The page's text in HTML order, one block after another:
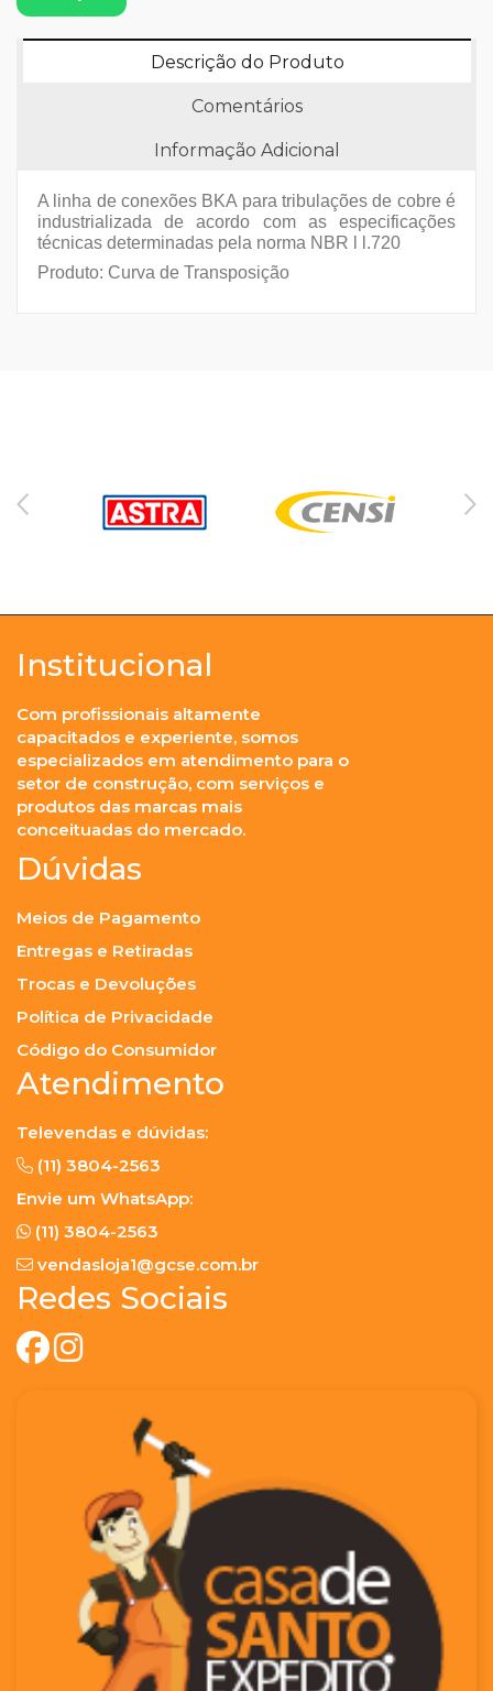
Descrição do Produto
Comentários
Informação Adicional
A linha de conexões BKA para tribulações de cobre é
industrializada de acordo com as especificações
técnicas determinadas pela norma NBR l l.720
Produto: Curva de Transposição
Institucional
Com profissionais altamente
capacitados e experiente, somos
especializados em atendimento para o
setor de construção, com serviços e
produtos das marcas mais
conceituadas do mercado.
Dúvidas
Meios de Pagamento
Entregas e Retiradas
Trocas e Devoluções
Política de Privacidade
Código do Consumidor
Atendimento
Televendas e dúvidas:
(11) 3804-2563
Envie um WhatsApp:
(11) 3804-2563
vendasloja1@gcse.com.br
Redes Sociais